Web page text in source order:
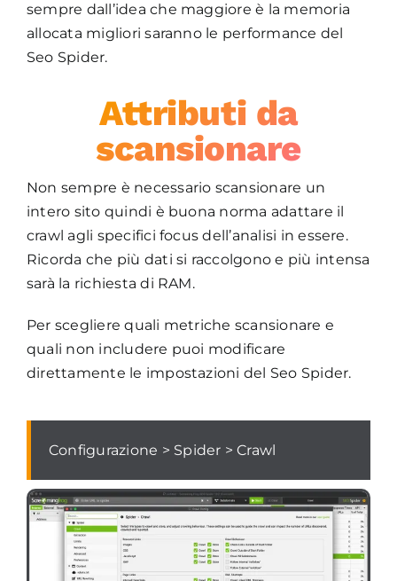
sempre dall’idea che maggiore è la memoria
allocata migliori saranno le performance del
Seo Spider.
Attributi da
scansionare
Non sempre è necessario scansionare un
intero sito quindi è buona norma adattare il
crawl agli specifici focus dell’analisi in essere.
Ricorda che più dati si raccolgono e più intensa
sarà la richiesta di RAM.
Per scegliere quali metriche scansionare e
quali non includere puoi modificare
direttamente le impostazioni del Seo Spider.
Configurazione > Spider > Crawl